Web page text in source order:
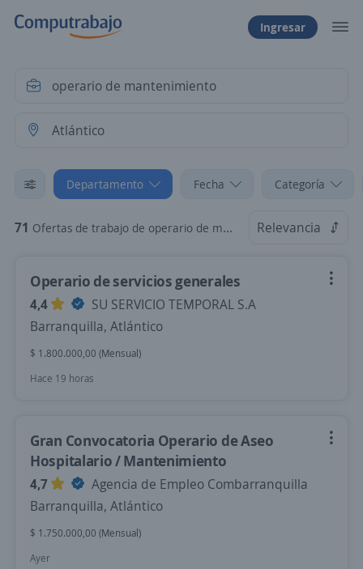
Ingresar
Departamento Fecha Categoría
71 Ofertas de trabajo de operario de mantenimiento en Atlántico Relevancia
Operario de servicios generales
4,4
SU SERVICIO TEMPORAL S.A
Barranquilla, Atlántico
$ 1.800.000,00 (Mensual)
Hace 19 horas
Gran Convocatoria Operario de Aseo
Hospitalario / Mantenimiento
4,7
Agencia de Empleo Combarranquilla
Barranquilla, Atlántico
$ 1.750.000,00 (Mensual)
Ayer